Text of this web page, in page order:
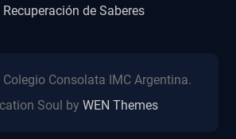
Recuperación de Saberes
Consolata IMC Argentina.
Soul byWEN Themes